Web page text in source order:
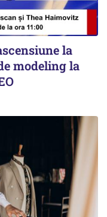
la
modeling la